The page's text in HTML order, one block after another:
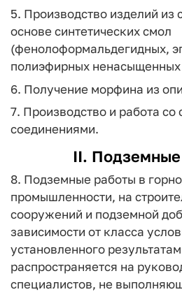
5. Производство изделий из
основе синтетических смол
(фенолоформальдегидных,
полиэфирных
6. Получение морфина из
7. Производство и работа со
соединениями.
II.
8. Подземные работы в
промышленности, на
сооружений и подземной
зависимости от класса
установленного
распространяется на
специалистов, не